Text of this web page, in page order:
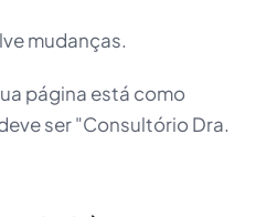
mudanças.
página está como
ser "Consultório Dra.